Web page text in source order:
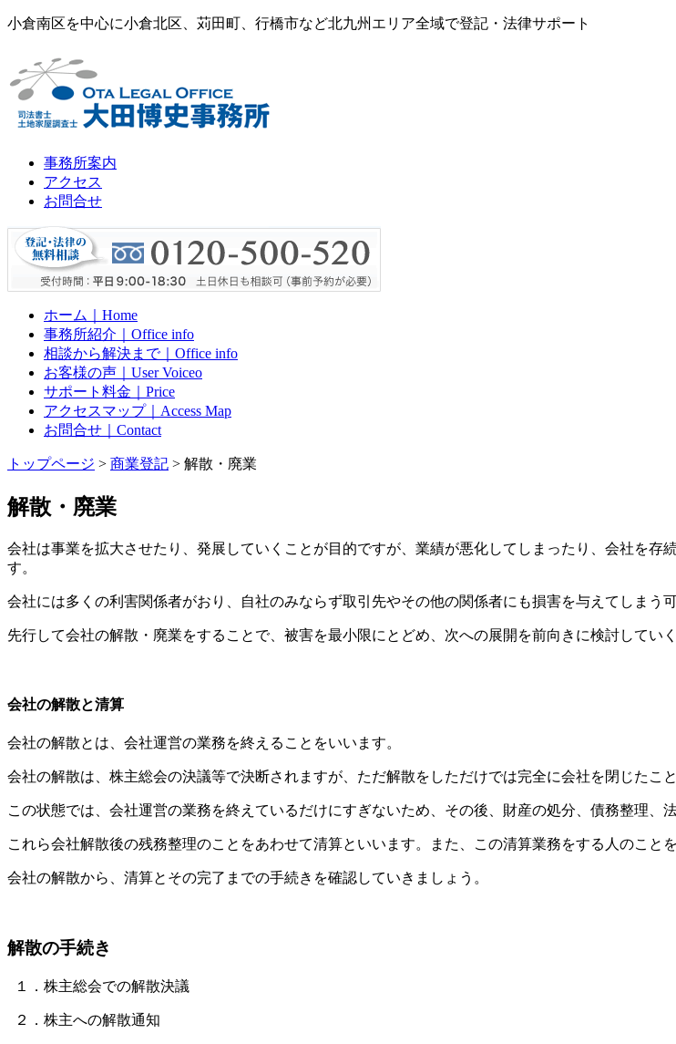
小倉南区を中心に小倉北区、苅田町、行橋市など北九州エリア全域で登記・法律サポート
事務所案内
アクセス
お問合せ
ホーム｜Home
事務所紹介｜Office info
相談から解決まで｜Office info
お客様の声｜User Voiceo
サポート料金｜Price
アクセスマップ｜Access Map
お問合せ｜Contact
トップページ > 商業登記 > 解散・廃業
解散・廃業
会社は事業を拡大させたり、発展していくことが目的ですが、業績が悪化してしまったり、会社を
す。
会社には多くの利害関係者がおり、自社のみならず取引先やその他の関係者にも損害を与えてしまう
先行して会社の解散・廃業をすることで、被害を最小限にとどめ、次への展開を前向きに検討してい
会社の解散と清算
会社の解散とは、会社運営の業務を終えることをいいます。
会社の解散は、株主総会の決議等で決断されますが、ただ解散をしただけでは完全に会社を閉じたこ
この状態では、会社運営の業務を終えているだけにすぎないため、その後、財産の処分、債務整理、
これら会社解散後の残務整理のことをあわせて清算といいます。また、この清算業務をする人のこと
会社の解散から、清算とその完了までの手続きを確認していきましょう。
解散の手続き
１．株主総会での解散決議
２．株主への解散通知